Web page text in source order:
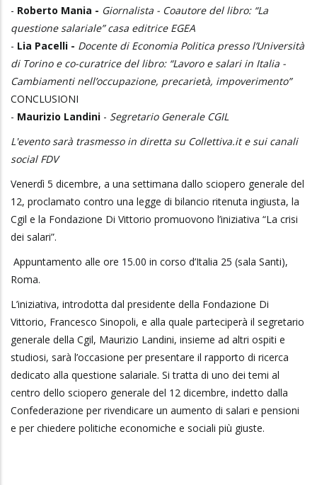
- Roberto Mania - Giornalista - Coautore del libro: “La
questione salariale” casa editrice EGEA
- Lia Pacelli - Docente di Economia Politica presso l’Università
di Torino e co-curatrice del libro: “Lavoro e salari in Italia -
Cambiamenti nell’occupazione, precarietà, impoverimento”
CONCLUSIONI
- Maurizio Landini - Segretario Generale CGIL
L'evento sarà trasmesso in diretta su Collettiva.it e sui canali
social FDV
Venerdì 5 dicembre, a una settimana dallo sciopero generale del
12, proclamato contro una legge di bilancio ritenuta ingiusta, la
Cgil e la Fondazione Di Vittorio promuovono l’iniziativa “La crisi
dei salari”.
Appuntamento alle ore 15.00 in corso d’Italia 25 (sala Santi),
Roma.
L’iniziativa, introdotta dal presidente della Fondazione Di
Vittorio, Francesco Sinopoli, e alla quale parteciperà il segretario
generale della Cgil, Maurizio Landini, insieme ad altri ospiti e
studiosi, sarà l’occasione per presentare il rapporto di ricerca
dedicato alla questione salariale. Si tratta di uno dei temi al
centro dello sciopero generale del 12 dicembre, indetto dalla
Confederazione per rivendicare un aumento di salari e pensioni
e per chiedere politiche economiche e sociali più giuste.